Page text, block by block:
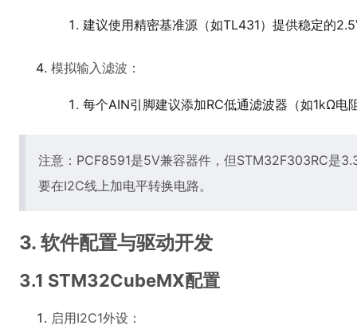
建议使用精密基准源（如TL431）提供稳定的
模拟输入滤波：
每个AIN引脚建议添加RC低通滤波器（如1kΩ电
注意：PCF8591是5V兼容器件，但STM32F303RC是
要在I2C线上加电平转换电路。
3. 软件配置与驱动开发
3.1 STM32CubeMX配置
启用I2C1外设：